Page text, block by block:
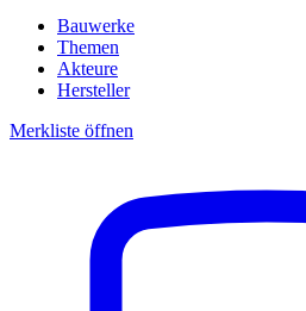
Bauwerke
Themen
Akteure
Hersteller
Merkliste öffnen